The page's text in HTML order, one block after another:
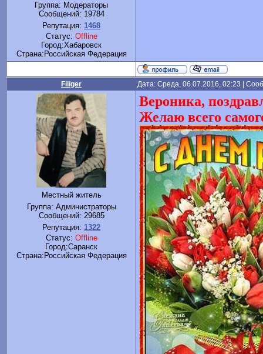
Группа: Модераторы
Сообщений: 19784
Репутация: 1468
Статус: Offline
Город:Хабаровск
Cтрана:Российская Федерация
Filiger Дата: Среда, 06.07.2016, 02:23 |
Местный житель
Группа: Администраторы
Сообщений: 29685
Репутация: 1322
Статус: Offline
Город:Саранск
Cтрана:Российская Федерация
Вероника,
Желаю всего